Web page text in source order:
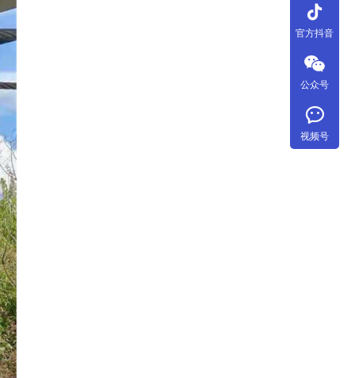
tiktok
官方抖音
公众号
视频号